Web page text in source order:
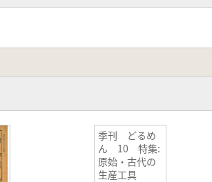
季刊 どるめ
ん 10 特集:
原始・古代の
生産工具